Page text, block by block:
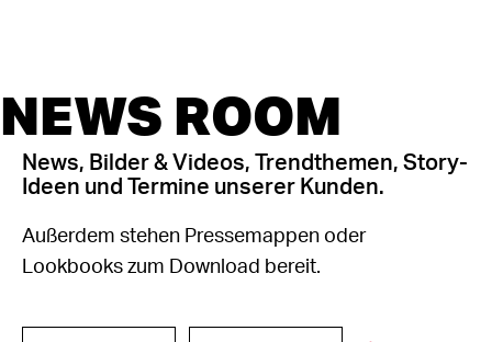
NEWS ROOM
News, Bilder & Videos, Trendthemen, Story-
Ideen und Termine unserer Kunden.
Außerdem stehen Pressemappen oder
Lookbooks zum Download bereit.